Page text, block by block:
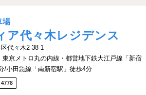
場
ア代々木レジデンス
代々木2-38-1
東京メトロ丸の内線・都営地下鉄大江戸線「新宿
/小田急線「南新宿駅」徒歩4分
4778